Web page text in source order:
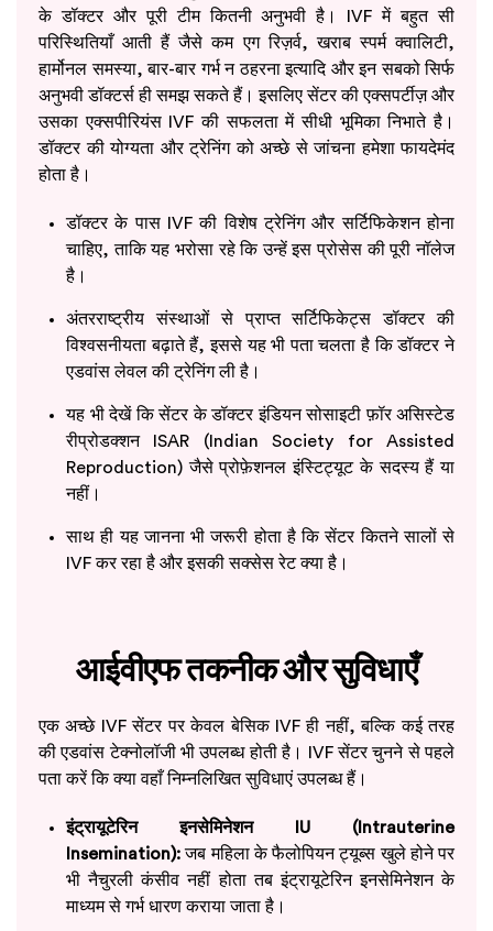
के डॉक्टर और पूरी टीम कितनी अनुभवी है। IVF में बहुत सी
परिस्थितियाँ आती हैं जैसे कम एग रिज़र्व, खराब स्पर्म क्वालिटी,
हार्मोनल समस्या, बार-बार गर्भ न ठहरना इत्यादि और इन सबको सिर्फ
अनुभवी डॉक्टर्स ही समझ सकते हैं। इसलिए सेंटर की एक्सपर्टीज़ और
उसका एक्सपीरियंस IVF की सफलता में सीधी भूमिका निभाते है।
डॉक्टर की योग्यता और ट्रेनिंग को अच्छे से जांचना हमेशा फायदेमंद
होता है।
डॉक्टर के पास IVF की विशेष ट्रेनिंग और सर्टिफिकेशन होना
चाहिए, ताकि यह भरोसा रहे कि उन्हें इस प्रोसेस की पूरी नॉलेज
है।
अंतरराष्ट्रीय संस्थाओं से प्राप्त सर्टिफिकेट्स डॉक्टर की
विश्वसनीयता बढ़ाते हैं, इससे यह भी पता चलता है कि डॉक्टर ने
एडवांस लेवल की ट्रेनिंग ली है।
यह भी देखें कि सेंटर के डॉक्टर इंडियन सोसाइटी फ़ॉर असिस्टेड
रीप्रोडक्शन ISAR (Indian Society for Assisted
Reproduction) जैसे प्रोफ़ेशनल इंस्टिट्यूट के सदस्य हैं या
नहीं।
साथ ही यह जानना भी जरूरी होता है कि सेंटर कितने सालों से
IVF कर रहा है और इसकी सक्सेस रेट क्या है।
आईवीएफ तकनीक और सुविधाएँ
एक अच्छे IVF सेंटर पर केवल बेसिक IVF ही नहीं, बल्कि कई तरह
की एडवांस टेक्नोलॉजी भी उपलब्ध होती है। IVF सेंटर चुनने से पहले
पता करें कि क्या वहाँ निम्नलिखित सुविधाएं उपलब्ध हैं।
इंट्रायूटेरिन इनसेमिनेशन IU (Intrauterine
Insemination):जब महिला के फैलोपियन ट्यूब्स खुले होने पर
भी नैचुरली कंसीव नहीं होता तब इंट्रायूटेरिन इनसेमिनेशन के
माध्यम से गर्भ धारण कराया जाता है।